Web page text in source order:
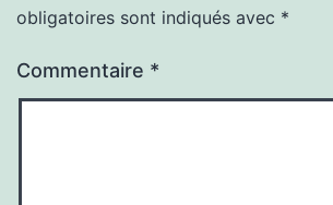
obligatoires sont indiqués avec *
Commentaire *